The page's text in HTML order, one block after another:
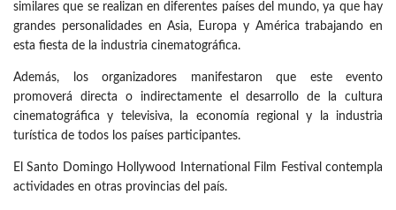
similares que se realizan en diferentes países del mundo, ya que hay
grandes personalidades en Asia, Europa y América trabajando en
esta fiesta de la industria cinematográfica.
Además, los organizadores manifestaron que este evento
promoverá directa o indirectamente el desarrollo de la cultura
cinematográfica y televisiva, la economía regional y la industria
turística de todos los países participantes.
El Santo Domingo Hollywood International Film Festival contempla
actividades en otras provincias del país.